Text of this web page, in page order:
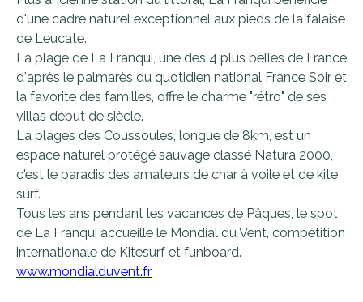
d'une cadre naturel exceptionnel aux pieds de la falaise
de Leucate.
La plage de La Franqui, une des 4 plus belles de France
d'après le palmarès du quotidien national France Soir et
la favorite des familles, offre le charme "rétro" de ses
villas début de siècle.
La plages des Coussoules, longue de 8km, est un
espace naturel protégé sauvage classé Natura 2000,
c'est le paradis des amateurs de char à voile et de kite
surf.
Tous les ans pendant les vacances de Pâques, le spot
de La Franqui accueille le Mondial du Vent, compétition
internationale de Kitesurf et funboard.
www.mondialduvent.fr